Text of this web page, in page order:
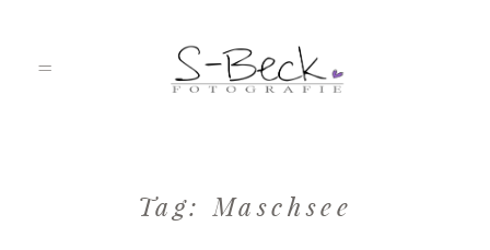
HOMETag: Maschsee